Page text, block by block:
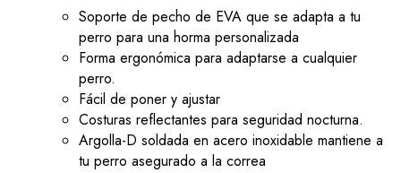
Soporte de pecho de EVA que se adapta a tu
perro para una horma personalizada
Forma ergonómica para adaptarse a cualquier
perro.
Fácil de poner y ajustar
Costuras reflectantes para seguridad nocturna.
Argolla-D soldada en acero inoxidable mantiene a
tu perro asegurado a la correa